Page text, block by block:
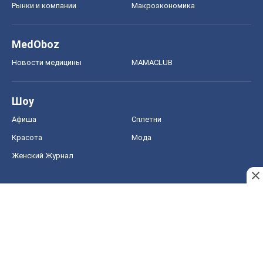
Рынки и компании Mакроэкономика
MedOboz
Новости медицины MAMACLUB
Шоу
Афиша Сплетни
Красота Мода
Женский Журнал